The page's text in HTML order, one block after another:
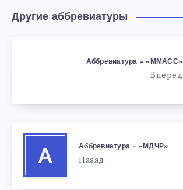
Другие аббревиатуры
Аббревиатура – «ММАСС»
Вперед
А
Аббревиатура – «МДЧР»
Назад